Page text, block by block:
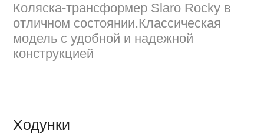
Коляска-трансформер Slaro Rocky в
отличном состоянии.Классическая
модель с удобной и надежной
конструкцией
Ходунки